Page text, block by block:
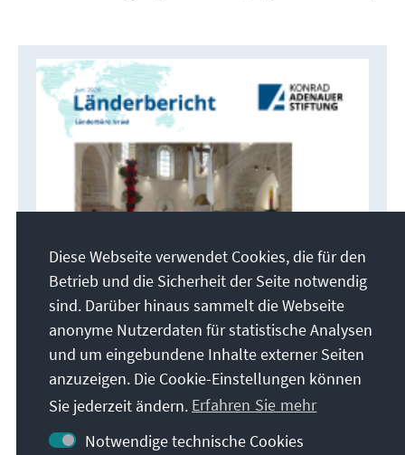
Diese Webseite verwendet Cookies, die für den
Betrieb und die Sicherheit der Seite notwendig
sind. Darüber hinaus sammelt die Webseite
anonyme Nutzerdaten für statistische Analysen
und um eingebundene Inhalte externer Seiten
anzuzeigen. Die Cookie-Einstellungen können
Sie jederzeit ändern. Erfahren Sie mehr
Notwendige technische Cookies